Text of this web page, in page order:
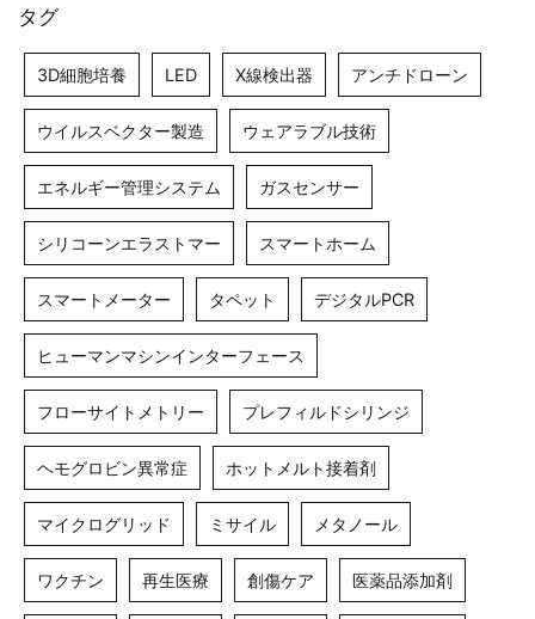
タグ
3D細胞培養 LED X線検出器 アンチドローン
ウイルスベクター製造 ウェアラブル技術
エネルギー管理システム ガスセンサー
シリコーンエラストマー スマートホーム
スマートメーター タペット デジタルPCR
ヒューマンマシンインターフェース
フローサイトメトリー プレフィルドシリンジ
ヘモグロビン異常症 ホットメルト接着剤
マイクログリッド ミサイル メタノール
ワクチン 再生医療 創傷ケア 医薬品添加剤